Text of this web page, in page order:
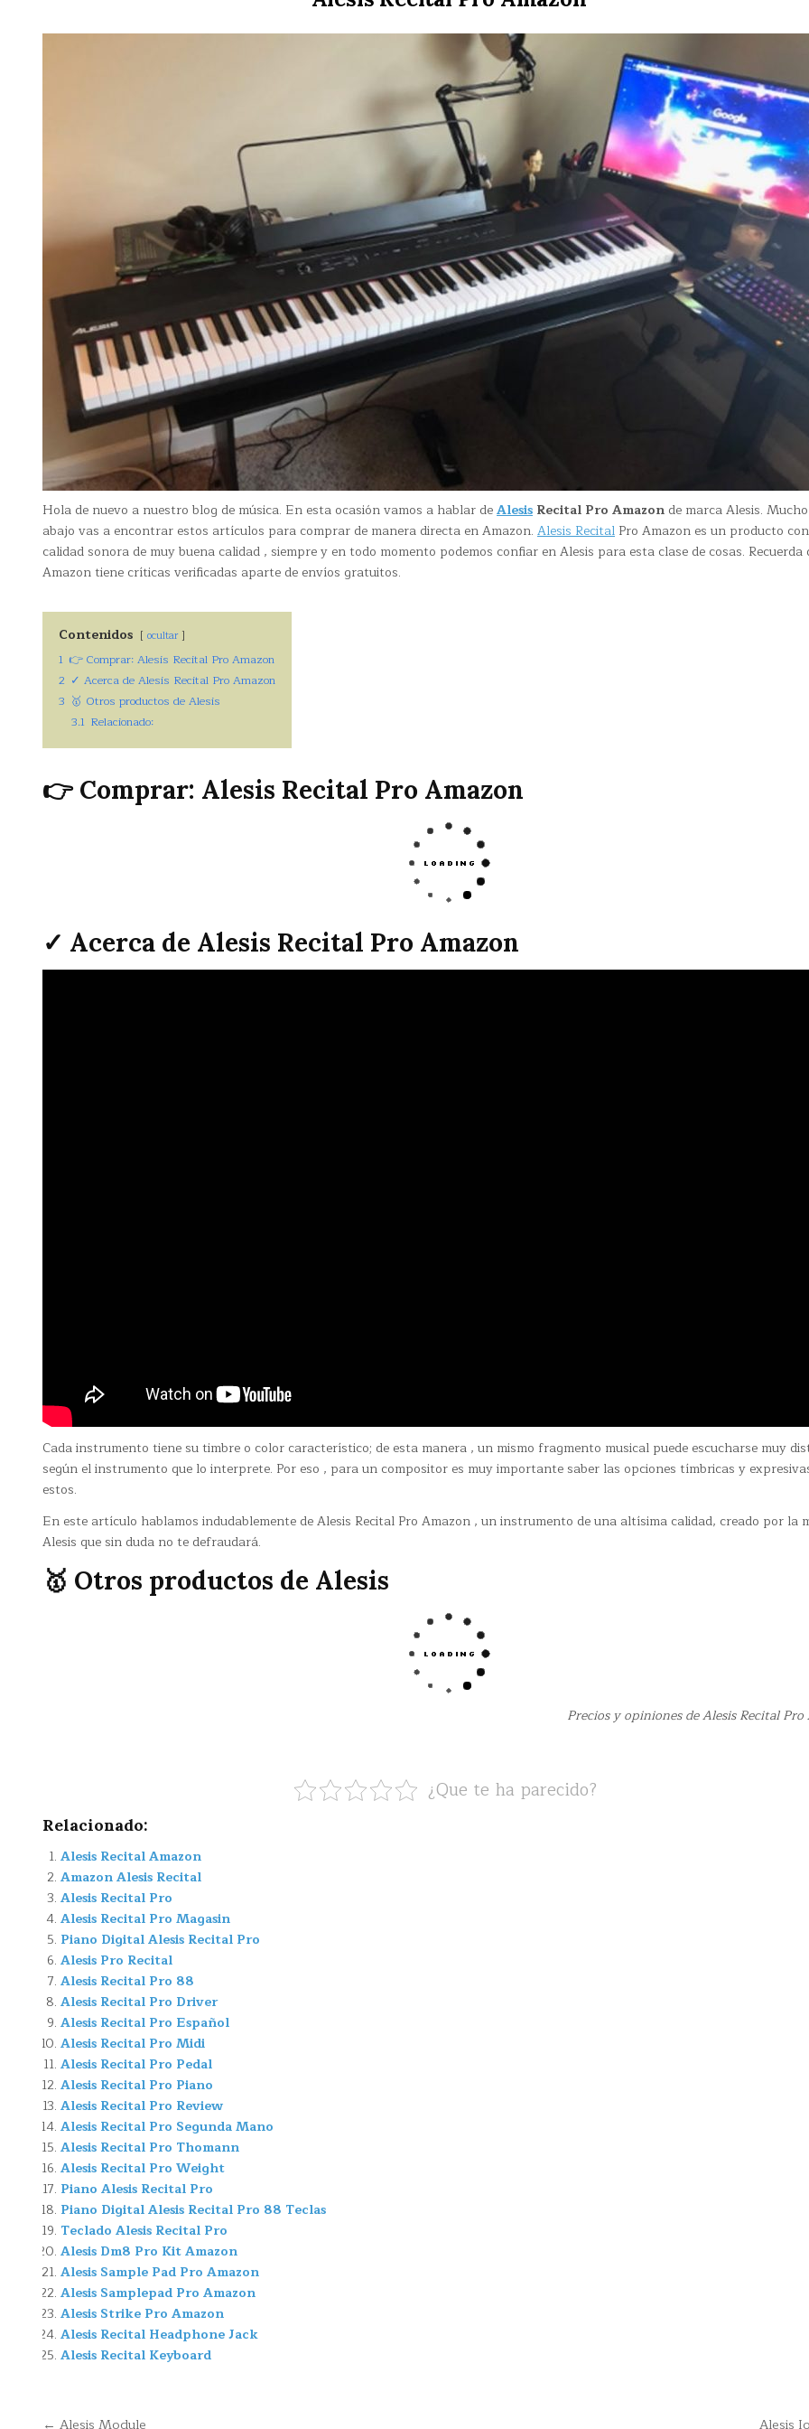
Hola de nuevo a nuestro blog de música. En esta ocasión vamos a hablar deAlesis Recital Pro Amazon de marca Alesis.
abajo vas a encontrar estos artículos para comprar de manera directa en Amazon. Alesis Recital Pro Amazon es un producto
calidad sonora de muy buena calidad , siempre y en todo momento podemos confiar en Alesis para esta clase de cosas. Recuerda
Amazon tiene críticas verificadas aparte de envíos gratuitos.
Contenidos ocultar
1 👉 Comprar: Alesis Recital Pro Amazon
2 ✓ Acerca de Alesis Recital Pro Amazon
3 🥇 Otros productos de Alesis
3.1 Relacionado:
👉 Comprar: Alesis Recital Pro Amazon
✓ Acerca de Alesis Recital Pro Amazon
Cada instrumento tiene su timbre o color característico; de esta manera , un mismo fragmento musical puede escucharse muy
según el instrumento que lo interprete. Por eso , para un compositor es muy importante saber las opciones tímbricas y
estos.
En este artículo hablamos indudablemente de Alesis Recital Pro Amazon , un instrumento de una altísima calidad, creado por la
Alesis que sin duda no te defraudará.
🥇 Otros productos de Alesis
Precios y opiniones de Alesis Recital Pro
¿Que te ha parecido?
Relacionado:
Alesis Recital Amazon
Amazon Alesis Recital
Alesis Recital Pro
Alesis Recital Pro Magasin
Piano Digital Alesis Recital Pro
Alesis Pro Recital
Alesis Recital Pro 88
Alesis Recital Pro Driver
Alesis Recital Pro Español
Alesis Recital Pro Midi
Alesis Recital Pro Pedal
Alesis Recital Pro Piano
Alesis Recital Pro Review
Alesis Recital Pro Segunda Mano
Alesis Recital Pro Thomann
Alesis Recital Pro Weight
Piano Alesis Recital Pro
Piano Digital Alesis Recital Pro 88 Teclas
Teclado Alesis Recital Pro
Alesis Dm8 Pro Kit Amazon
Alesis Sample Pad Pro Amazon
Alesis Samplepad Pro Amazon
Alesis Strike Pro Amazon
Alesis Recital Headphone Jack
Alesis Recital Keyboard
Alesis
← Alesis Module